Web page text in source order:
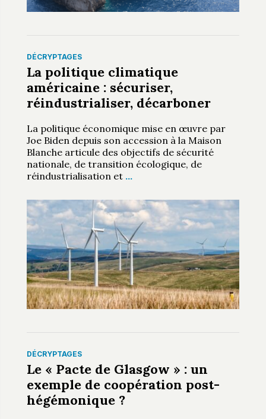
DÉCRYPTAGES
La politique climatique
américaine : sécuriser,
réindustrialiser, décarboner
La politique économique mise en œuvre par
Joe Biden depuis son accession à la Maison
Blanche articule des objectifs de sécurité
nationale, de transition écologique, de
réindustrialisation et …
DÉCRYPTAGES
Le « Pacte de Glasgow » : un
exemple de coopération post-
hégémonique ?